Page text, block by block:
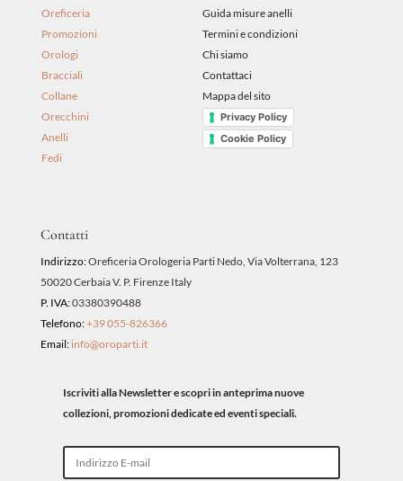
Oreficeria
Promozioni
Orologi
Bracciali
Collane
Orecchini
Anelli
Fedi
Guida misure anelli
Termini e condizioni
Chi siamo
Contattaci
Mappa del sito
Privacy Policy
Cookie Policy
Contatti
Indirizzo:Oreficeria Orologeria Parti Nedo, Via Volterrana, 123
50020 Cerbaia V. P. Firenze Italy
P. IVA:03380390488
Telefono:+39 055-826366
Email: info@oroparti.it
Iscriviti alla Newsletter e scopri in anteprima nuove
collezioni, promozioni dedicate ed eventi speciali.